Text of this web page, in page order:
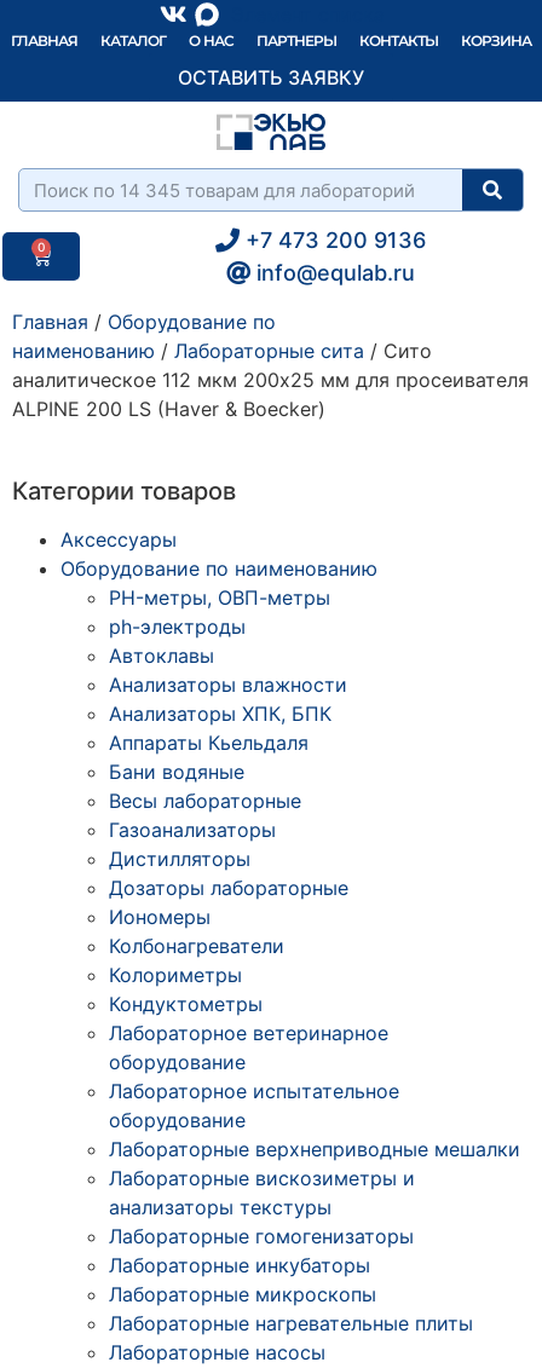
ГЛАВНАЯ КАТАЛОГ О НАС ПАРТНЕРЫ КОНТАКТЫ КОРЗИНА
ОСТАВИТЬ ЗАЯВКУ
0
+7 473 200 9136
info@equlab.ru
Главная / Оборудование по
наименованию / Лабораторные сита / Сито
аналитическое 112 мкм 200х25 мм для просеивателя
ALPINE 200 LS (Haver & Boecker)
Категории товаров
Аксессуары
Оборудование по наименованию
PH-метры, ОВП-метры
ph-электроды
Автоклавы
Анализаторы влажности
Анализаторы ХПК, БПК
Аппараты Кьельдаля
Бани водяные
Весы лабораторные
Газоанализаторы
Дистилляторы
Дозаторы лабораторные
Иономеры
Колбонагреватели
Колориметры
Кондуктометры
Лабораторное ветеринарное
оборудование
Лабораторное испытательное
оборудование
Лабораторные верхнеприводные мешалки
Лабораторные вискозиметры и
анализаторы текстуры
Лабораторные гомогенизаторы
Лабораторные инкубаторы
Лабораторные микроскопы
Лабораторные нагревательные плиты
Лабораторные насосы